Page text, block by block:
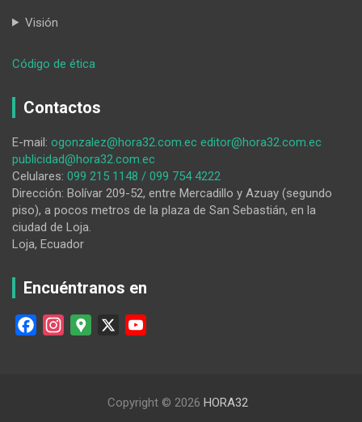
Visión
Código de ética
lojana
Songor
Tapia,
quien
fue
baleada
de
murió
el
Contactos
E-mail: ogonzalez@hora32.com.ec editor@hora32.com.ec
publicidad@hora32.com.ec
Celulares: 099 215 1148 / 099 754 4222
Dirección: Bolívar 209-52, entre Mercadillo y Azuay (segundo
piso), a pocos metros de la plaza de San Sebastián, en la
ciudad de Loja.
Loja, Ecuador
Encuéntranos en
u
Copyright © 2026 HORA32